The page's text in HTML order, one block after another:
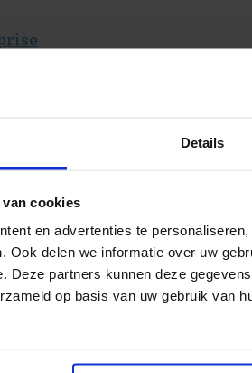
Details
cookies
en advertenties te
Ook delen we informatie over uw
Deze partners kunnen deze
op basis van uw gebruik van
Internet of Things is
doen ondermeer de analytics
Pizza’s Amerikaanse
of Things?
is het idee van een netwerk
sensors die gegevens naar